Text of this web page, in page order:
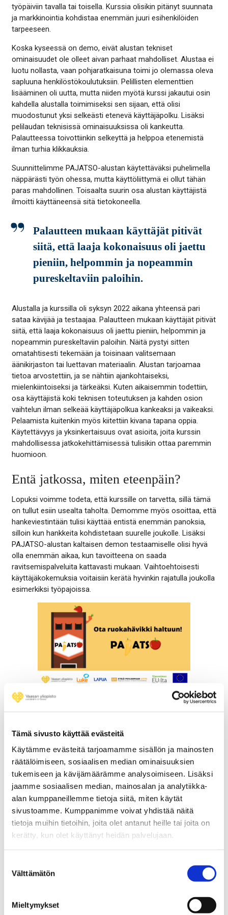
Tämä sivusto käyttää evästeitä
Käytämme evästeitä tarjoamamme sisällön ja mainosten
räätälöimiseen, sosiaalisen median ominaisuuksien
tukemiseen ja kävijämäärämme analysoimiseen. Lisäksi
jaamme sosiaalisen median, mainosalan ja analytiikka-
alan kumppaneillemme tietoja siitä, miten käytät
sivustoamme. Kumppanimme voivat yhdistää näitä
tietoja muihin tietoihin, joita olet antanut heille tai joita on
kerätty, kun olet käyttänyt heidän palvelujaan.
valinta
Välttämätön
Mieltymykset
työpäiviin tavalla tai toisella. Kurssia olisikin pitänyt suunnata
ja markkinointia kohdistaa enemmän juuri esihenkilöiden
tarpeeseen.
Koska kyseessä on demo, eivät alustan tekniset
ominaisuudet ole olleet aivan parhaat mahdolliset. Alustaa ei
luotu nollasta, vaan pohjaratkaisuna toimi jo olemassa oleva
sapluuna henkilöstökoulutuksiin. Pelillisten elementtien
lisääminen oli uutta, mutta niiden myötä kurssi jakautui osin
kahdella alustalla toimimiseksi sen sijaan, että olisi
muodostunut yksi selkeästi etenevä käyttäjäpolku. Lisäksi
pelilaudan teknisissä ominaisuuksissa oli kankeutta.
Palautteessa toivottiinkin selkeyttä ja helppoa etenemistä
ilman turhia klikkauksia.
Suunnittelimme PAJATSO-alustan käytettäväksi puhelimella
näppärästi työn ohessa, mutta käyttöliittymä ei ollut tähän
paras mahdollinen. Toisaalta suurin osa alustan käyttäjistä
ilmoitti käyttäneensä sitä tietokoneella.
Palautteen mukaan käyttäjät pitivät
siitä, että laaja kokonaisuus oli jaettu
pieniin, helpommin ja nopeammin
pureskeltaviin paloihin.
Alustalla ja kurssilla oli syksyn 2022 aikana yhteensä pari
sataa kävijää ja testaajaa. Palautteen mukaan käyttäjät pitivät
siitä, että laaja kokonaisuus oli jaettu pieniin, helpommin ja
nopeammin pureskeltaviin paloihin. Näitä pystyi sitten
omatahtisesti tekemään ja toisinaan valitsemaan
äänikirjaston tai luettavan materiaalin. Alustan tarjoamaa
tietoa arvostettiin, ja se nähtiin ajankohtaiseksi,
mielenkiintoiseksi ja tärkeäksi. Kuten aikaisemmin todettiin,
osa käyttäjistä koki teknisen toteutuksen ja kahden osion
vaihtelun ilman selkeää käyttäjäpolkua kankeaksi ja vaikeaksi.
Pelaamista kuitenkin myös kiitettiin kivana tapana oppia.
Käytettävyys ja yksinkertaisuus ovat asioita, joita kurssin
mahdollisessa jatkokehittämisessä tulisikin ottaa paremmin
huomioon.
Entä jatkossa, miten eteenpäin?
Lopuksi voimme todeta, että kurssille on tarvetta, sillä tämä
on tullut esiin usealta taholta. Demomme myös osoittaa, että
hankeviestintään tulisi käyttää entistä enemmän panoksia,
silloin kun hankkeita kohdistetaan suurelle joukolle. Lisäksi
PAJATSO-alustan kaltaisen demon testaamiselle olisi hyvä
olla enemmän aikaa, kun tavoitteena on saada
ravitsemispalveluita kattavasti mukaan. Vaihtoehtoisesti
käyttäjäkokemuksia voitaisiin kerätä hyvinkin rajatulla joukolla
esimerkiksi työpajoissa.
Kuva 1. Esimerkkikuva kurssisivustolta. (Kuva:
löytämään juuri oman yrityksen syyt ja sopivat tavat vähentää
hävikkiä. Kursimme kaltaiset digityökalut voivat tukea tätä, ja
niitä on syytä kehittää eteenpäin. PAJATSO-alustan demo on
kuitenkin hyvä alku, ja sen yhä verkossa olevat
materiaalit
tarjoavat monipuolisen tutustumissetin aiheeseen.
Kirjoittajat
Lotta Alhonnoro
tutkijatohtori, Vaasan yliopisto, lotta.alhonnoro@uwasa.fi
Kirsi Silvennoinen
erikoistutkija, Luke, kirsi.silvennoinen@luke.fi